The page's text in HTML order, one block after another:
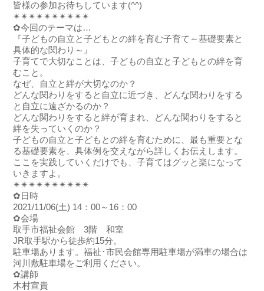
皆様の参加お待ちしています(^^)
✴✴✴✴✴✴✴✴✴✴
✿今回のテーマは…
『子どもの自立と子どもとの絆を育む子育て～基礎要素と
具体的な関わり～』
子育てで大切なことは、子どもの自立と子どもとの絆を育
むこと。
なぜ、自立と絆が大切なのか？
どんな関わりをすると自立に近づき、どんな関わりをする
と自立に遠ざかるのか？
どんな関わりをすると絆が育まれ、どんな関わりをすると
絆を失っていくのか？
子どもの自立と子どもとの絆を育むために、最も重要とな
る基礎要素を、具体例を交えながら詳しくお伝えします。
ここを実践していくだけでも、子育てはグッと楽になって
いきますよ。
✴✴✴✴✴✴✴✴✴✴
✿日時
2021/11/06(土) 14：00～16：00
✿会場
取手市福祉会館 3階 和室
JR取手駅から徒歩約15分。
駐車場あります。福祉･市民会館専用駐車場が満車の場合は
河川敷駐車場をご利用ください。
✿講師
木村宣貴